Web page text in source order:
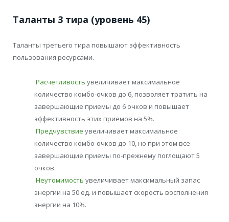
Таланты 3 тира (уровень 45)
Таланты третьего тира повышают эффективность
пользования ресурсами.
Расчетливость увеличивает максимальное
количество комбо-очков до 6, позволяет тратить на
завершающие приемы до 6 очков и повышает
эффективность этих приемов на 5%.
Предчувствие увеличивает максимальное
количество комбо-очков до 10, но при этом все
завершающие приемы по-прежнему поглощают 5
очков.
Неутомимость увеличивает максимальный запас
энергии на 50 ед. и повышает скорость восполнения
энергии на 10%.